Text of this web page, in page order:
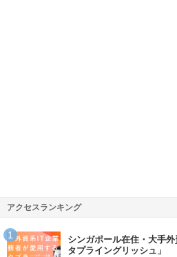
アクセスランキング
シンガポール在住・大手
タプライングリッシュ」